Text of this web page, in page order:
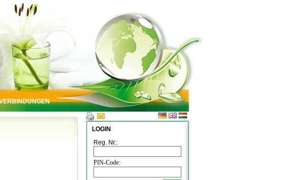
LOGIN
Reg. Nr.:
PIN-Code: